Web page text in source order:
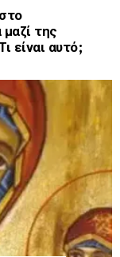
της
είναι αυτό;